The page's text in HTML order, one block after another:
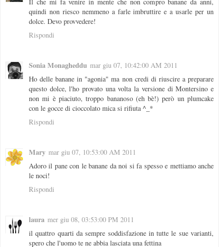
quindi non riesco nemmeno a farle imbruttire e a usarle per un
dolce. Devo provvedere!
Rispondi
Sonia Monagheddu mar giu 07, 10:42:00 AM 2011
Ho delle banane in "agonia" ma non credi di riuscire a preparare
questo dolce, l'ho provato una volta la versione di Montersino e
non mi è piaciuto, troppo bananoso (eh bè!) però un plumcake
con le gocce di cioccolato mica si rifiuta ^_*
Rispondi
Mary mar giu 07, 10:53:00 AM 2011
Adoro il pane con le banane da noi si fa spesso e mettiamo anche
le noci!
Rispondi
laura mer giu 08, 03:53:00 PM 2011
il quattro quarti da sempre soddisfazione in tutte le sue varianti,
spero che l'uomo te ne abbia lasciata una fettina